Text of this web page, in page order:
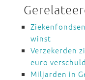
winst
Verzekerden
euro
Miljarden in